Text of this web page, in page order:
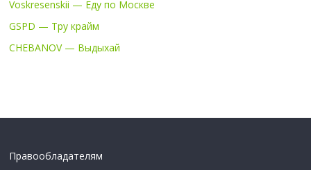
Voskresenskii — Еду по Москве
GSPD — Тру крайм
CHEBANOV — Выдыхай
Правообладателям